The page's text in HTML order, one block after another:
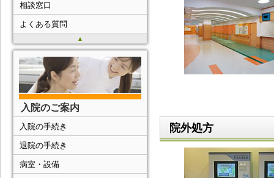
院外処方
▲
相談窓口
よくある質問
入院のご案内
入院の手続き
退院の手続き
病室・設備